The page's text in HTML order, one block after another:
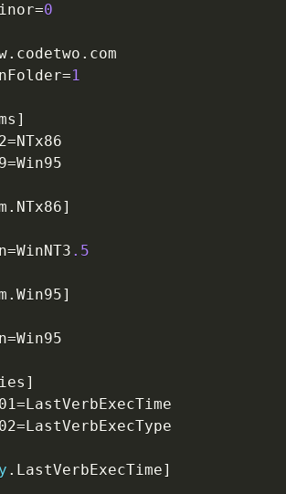
=0
. codetwo . com
=1
=NTx86
=Win95
. NTx86]
=WinNT3 .5
. Win95]
=Win95
= LastVerbExecTime
= LastVerbExecType
.